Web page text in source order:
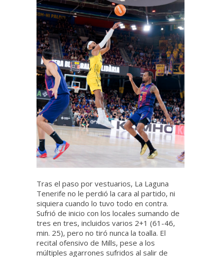
Tras el paso por vestuarios, La Laguna
Tenerife no le perdió la cara al partido, ni
siquiera cuando lo tuvo todo en contra.
Sufrió de inicio con los locales sumando de
tres en tres, incluidos varios 2+1 (61-46,
min. 25), pero no tiró nunca la toalla. El
recital ofensivo de Mills, pese a los
múltiples agarrones sufridos al salir de